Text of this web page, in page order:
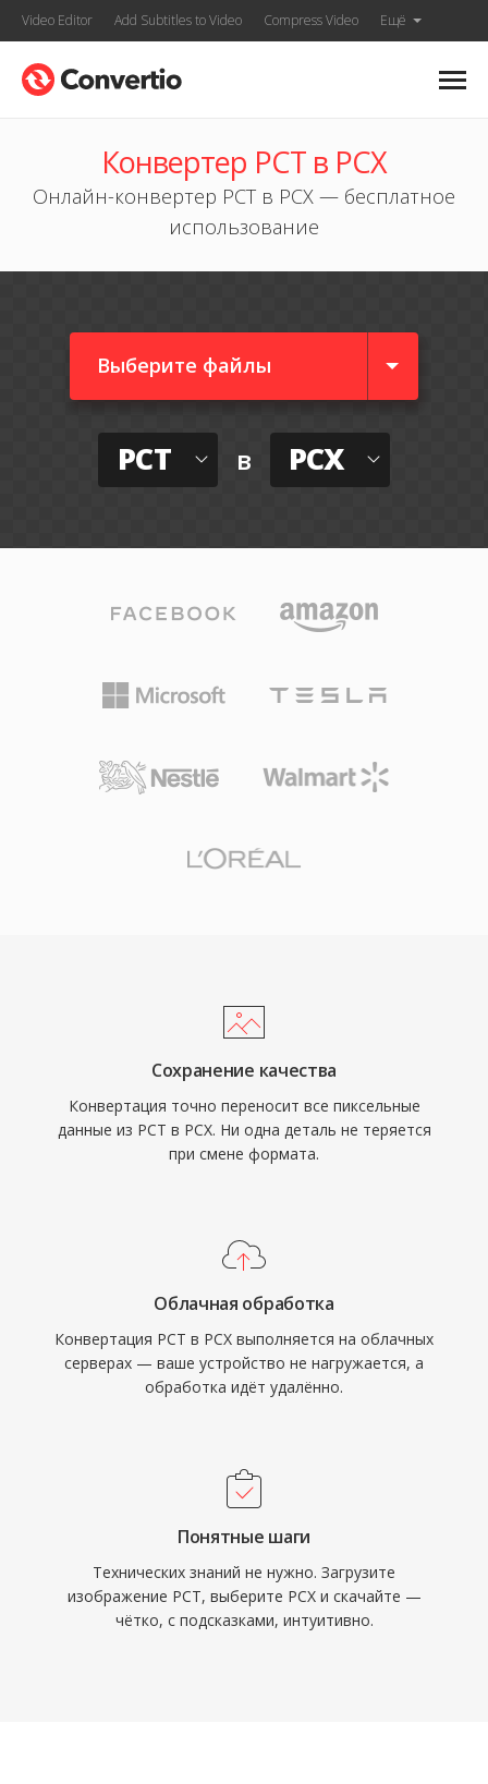
Video Editor Add Subtitles to Video Compress Video Ещё
Конвертер PCT в PCX
Онлайн-конвертер PCT в PCX — бесплатное
использование
Выберите файлы
PCT в PCX
Сохранение качества
Конвертация точно переносит все пиксельные
данные из PCT в PCX. Ни одна деталь не теряется
при смене формата.
Облачная обработка
Конвертация PCT в PCX выполняется на облачных
серверах — ваше устройство не нагружается, а
обработка идёт удалённо.
Понятные шаги
Технических знаний не нужно. Загрузите
изображение PCT, выберите PCX и скачайте —
чётко, с подсказками, интуитивно.